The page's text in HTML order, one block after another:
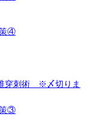
策④
穿刺術 ※〆切りま
策③